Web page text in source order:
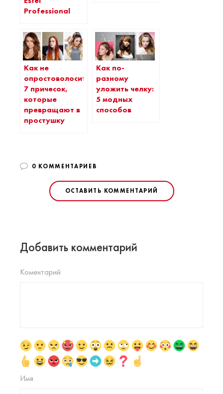
Professional
Как не
опростоволоситься:
7 причесок,
которые
превращают в
простушку
Как по-
разному
уложить челку:
5 модных
способов
0 КОММЕНТАРИЕВ
ОСТАВИТЬ КОММЕНТАРИЙ
Добавить комментарий
Коментарий
Имя